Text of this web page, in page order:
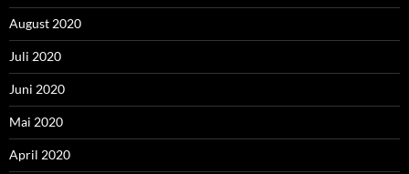
August 2020
Juli 2020
Juni 2020
Mai 2020
April 2020